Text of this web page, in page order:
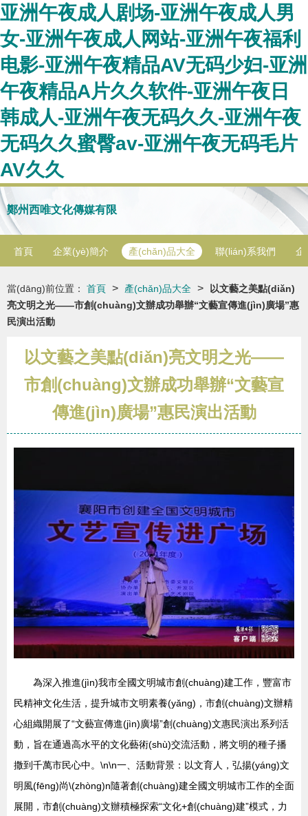
亚洲午夜成人剧场-亚洲午夜成人男
女-亚洲午夜成人网站-亚洲午夜福利
电影-亚洲午夜精品AV无码少妇-亚洲
午夜精品A片久久软件-亚洲午夜日
韩成人-亚洲午夜无码久久-亚洲午夜
无码久久蜜臀av-亚洲午夜无码毛片
AV久久
鄭州西唯文化傳媒有限
首頁 企業(yè)簡介 產(chǎn)品大全 聯(lián)系我們 企
當(dāng)前位置： 首頁 > 產(chǎn)品大全 >
以文藝之美點(diǎn)
亮文明之光——市創(chuàng)文辦成功舉辦“文藝宣傳進(jìn)廣場”惠
民演出活動
以文藝之美點(diǎn)亮文明之光——
市創(chuàng)文辦成功舉辦“文藝宣
傳進(jìn)廣場”惠民演出活動
為深入推進(jìn)我市全國文明城市創(chuàng)建工作，豐富市
民精神文化生活，提升城市文明素養(yǎng)，市創(chuàng)文辦精
心組織開展了“文藝宣傳進(jìn)廣場”創(chuàng)文惠民演出系列活
動，旨在通過高水平的文化藝術(shù)交流活動，將文明的種子播
撒到千萬市民心中。\n\n一、活動背景：以文育人，弘揚(yáng)文
明風(fēng)尚\(zhòng)n隨著創(chuàng)建全國文明城市工作的全面
展開，市創(chuàng)文辦積極探索“文化+創(chuàng)建”模式，力